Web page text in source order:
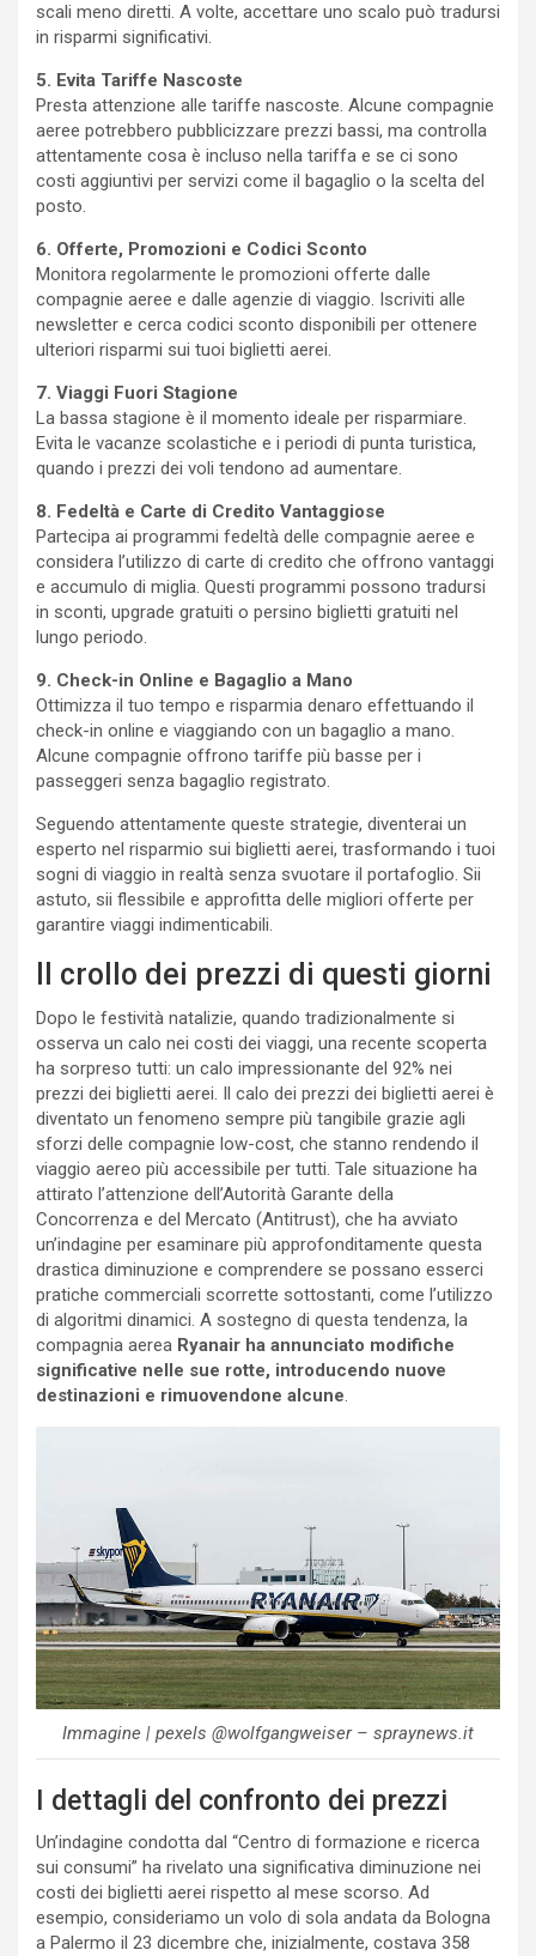
scali meno diretti. A volte, accettare uno scalo può tradursi
in risparmi significativi.
5. Evita Tariffe Nascoste
Presta attenzione alle tariffe nascoste. Alcune compagnie
aeree potrebbero pubblicizzare prezzi bassi, ma controlla
attentamente cosa è incluso nella tariffa e se ci sono
costi aggiuntivi per servizi come il bagaglio o la scelta del
posto.
6. Offerte, Promozioni e Codici Sconto
Monitora regolarmente le promozioni offerte dalle
compagnie aeree e dalle agenzie di viaggio. Iscriviti alle
newsletter e cerca codici sconto disponibili per ottenere
ulteriori risparmi sui tuoi biglietti aerei.
7. Viaggi Fuori Stagione
La bassa stagione è il momento ideale per risparmiare.
Evita le vacanze scolastiche e i periodi di punta turistica,
quando i prezzi dei voli tendono ad aumentare.
8. Fedeltà e Carte di Credito Vantaggiose
Partecipa ai programmi fedeltà delle compagnie aeree e
considera l’utilizzo di carte di credito che offrono vantaggi
e accumulo di miglia. Questi programmi possono tradursi
in sconti, upgrade gratuiti o persino biglietti gratuiti nel
lungo periodo.
9. Check-in Online e Bagaglio a Mano
Ottimizza il tuo tempo e risparmia denaro effettuando il
check-in online e viaggiando con un bagaglio a mano.
Alcune compagnie offrono tariffe più basse per i
passeggeri senza bagaglio registrato.
Seguendo attentamente queste strategie, diventerai un
esperto nel risparmio sui biglietti aerei, trasformando i tuoi
sogni di viaggio in realtà senza svuotare il portafoglio. Sii
astuto, sii flessibile e approfitta delle migliori offerte per
garantire viaggi indimenticabili.
Il crollo dei prezzi di questi giorni
Dopo le festività natalizie, quando tradizionalmente si
osserva un calo nei costi dei viaggi, una recente scoperta
ha sorpreso tutti: un calo impressionante del 92% nei
prezzi dei biglietti aerei. Il calo dei prezzi dei biglietti aerei è
diventato un fenomeno sempre più tangibile grazie agli
sforzi delle compagnie low-cost, che stanno rendendo il
viaggio aereo più accessibile per tutti. Tale situazione ha
attirato l’attenzione dell’Autorità Garante della
Concorrenza e del Mercato (Antitrust), che ha avviato
un’indagine per esaminare più approfonditamente questa
drastica diminuzione e comprendere se possano esserci
pratiche commerciali scorrette sottostanti, come l’utilizzo
di algoritmi dinamici. A sostegno di questa tendenza, la
compagnia aerea Ryanair ha annunciato modifiche
significative nelle sue rotte, introducendo nuove
destinazioni e rimuovendone alcune.
Immagine | pexels @wolfgangweiser – spraynews.it
I dettagli del confronto dei prezzi
Un’indagine condotta dal “Centro di formazione e ricerca
sui consumi” ha rivelato una significativa diminuzione nei
costi dei biglietti aerei rispetto al mese scorso. Ad
esempio, consideriamo un volo di sola andata da Bologna
a Palermo il 23 dicembre che, inizialmente, costava 358